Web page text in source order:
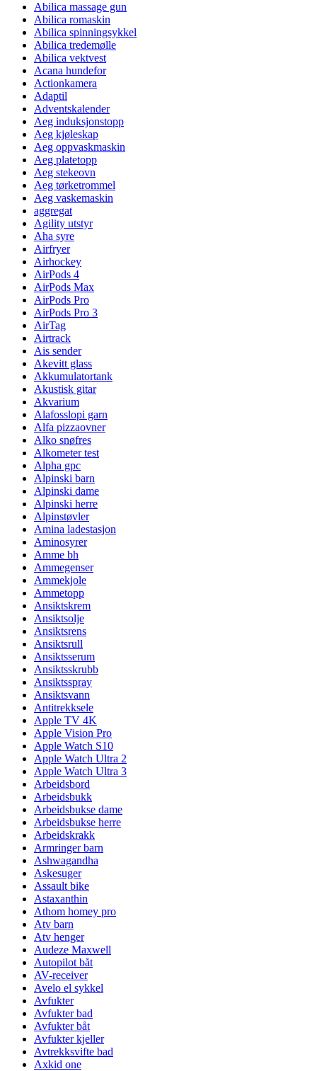
Abilica massage gun
Abilica romaskin
Abilica spinningsykkel
Abilica tredemølle
Abilica vektvest
Acana hundefor
Actionkamera
Adaptil
Adventskalender
Aeg induksjonstopp
Aeg kjøleskap
Aeg oppvaskmaskin
Aeg platetopp
Aeg stekeovn
Aeg tørketrommel
Aeg vaskemaskin
aggregat
Agility utstyr
Aha syre
Airfryer
Airhockey
AirPods 4
AirPods Max
AirPods Pro
AirPods Pro 3
AirTag
Airtrack
Ais sender
Akevitt glass
Akkumulatortank
Akustisk gitar
Akvarium
Alafosslopi garn
Alfa pizzaovner
Alko snøfres
Alkometer test
Alpha gpc
Alpinski barn
Alpinski dame
Alpinski herre
Alpinstøvler
Amina ladestasjon
Aminosyrer
Amme bh
Ammegenser
Ammekjole
Ammetopp
Ansiktskrem
Ansiktsolje
Ansiktsrens
Ansiktsrull
Ansiktsserum
Ansiktsskrubb
Ansiktsspray
Ansiktsvann
Antitrekksele
Apple TV 4K
Apple Vision Pro
Apple Watch S10
Apple Watch Ultra 2
Apple Watch Ultra 3
Arbeidsbord
Arbeidsbukk
Arbeidsbukse dame
Arbeidsbukse herre
Arbeidskrakk
Armringer barn
Ashwagandha
Askesuger
Assault bike
Astaxanthin
Athom homey pro
Atv barn
Atv henger
Audeze Maxwell
Autopilot båt
AV-receiver
Avelo el sykkel
Avfukter
Avfukter bad
Avfukter båt
Avfukter kjeller
Avtrekksvifte bad
Axkid one